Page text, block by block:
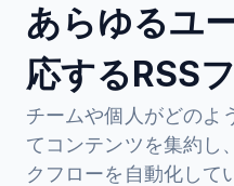
あらゆるユ
応するRSS
チームや個人がどのよ
てコンテンツを集約し
クフローを自動化して